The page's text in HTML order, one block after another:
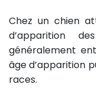
Chez un chien
d’apparition
généralement
âge d’apparition
races.